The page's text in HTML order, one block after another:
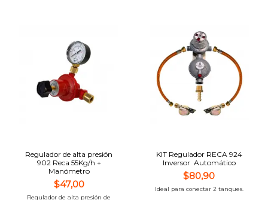
Regulador de alta presión
902 Reca 55Kg/h +
Manómetro
$47,00
Regulador de alta presión de
KIT Regulador RECA 924
Inversor Automático
$80,90
Ideal para conectar 2 tanques.